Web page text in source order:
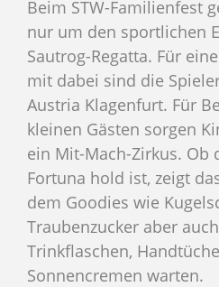
Beim STW-Familienfest
nur um den sportlichen
Sautrog-Regatta. Für
mit dabei sind die
Austria Klagenfurt. Für
kleinen Gästen sorgen
ein Mit-Mach-Zirkus. Ob
Fortuna hold ist, zeigt
dem Goodies wie
Traubenzucker aber
Trinkflaschen,
Sonnencremen warten.